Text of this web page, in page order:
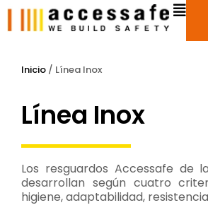
Inicio / Línea Inox
Línea Inox
Los resguardos Accessafe de
desarrollan según cuatro
higiene, adaptabilidad,